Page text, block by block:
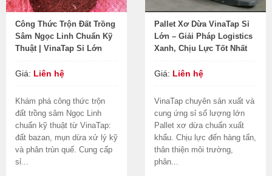
Công Thức Trộn Đất Trồng
Sâm Ngọc Linh Chuẩn Kỹ
Thuật | VinaTap Sỉ Lớn
Giá: Liên hệ
Khám phá công thức trộn
đất trồng sâm Ngọc Linh
chuẩn kỹ thuật từ VinaTap:
đất bazan, mụn dừa xử lý kỹ
và phân trùn quế. Cung cấp
sỉ...
Pallet Xơ Dừa VinaTap Sỉ
Lớn – Giải Pháp Logistics
Xanh, Chịu Lực Tốt Nhất
Giá: Liên hệ
VinaTap chuyên sản xuất và
cung ứng sỉ số lượng lớn
Pallet xơ dừa chuẩn xuất
khẩu. Chịu lực đến hàng tấn,
thân thiện môi trường,
phân...